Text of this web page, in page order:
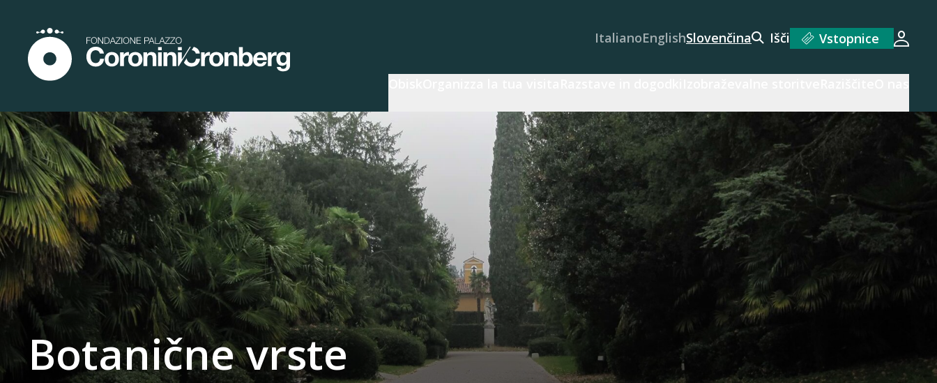
ItalianoEnglishSlovenčina Išči Vstopnice
Botanične vrste